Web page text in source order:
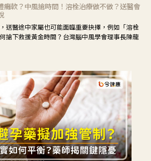
癱軟？中風搶時間！溶栓治療做不做？送醫會
送醫途中家屬也可能面臨重要抉擇，例如「溶栓
搶下救援黃金時間？台灣腦中風學會理事長陳龍